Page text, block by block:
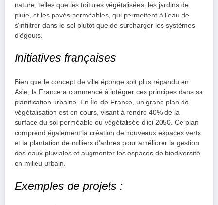
nature, telles que les toitures végétalisées, les jardins de
pluie, et les pavés perméables, qui permettent à l’eau de
s’infiltrer dans le sol plutôt que de surcharger les systèmes
d’égouts.
Initiatives françaises
Bien que le concept de ville éponge soit plus répandu en
Asie, la France a commencé à intégrer ces principes dans sa
planification urbaine. En Île-de-France, un grand plan de
végétalisation est en cours, visant à rendre 40% de la
surface du sol perméable ou végétalisée d’ici 2050. Ce plan
comprend également la création de nouveaux espaces verts
et la plantation de milliers d’arbres pour améliorer la gestion
des eaux pluviales et augmenter les espaces de biodiversité
en milieu urbain.
Exemples de projets :